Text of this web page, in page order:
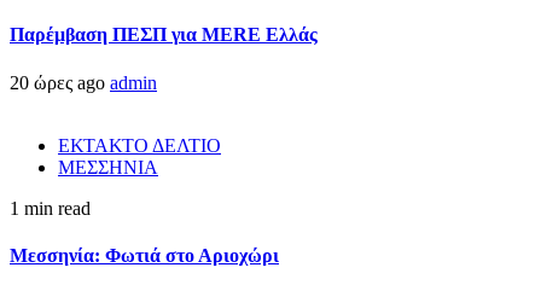
Παρέμβαση ΠΕΣΠ για MERE Ελλάς
20 ώρες ago admin
ΕΚΤΑΚΤΟ ΔΕΛΤΙΟ
ΜΕΣΣΗΝΙΑ
1 min read
Μεσσηνία: Φωτιά στο Αριοχώρι